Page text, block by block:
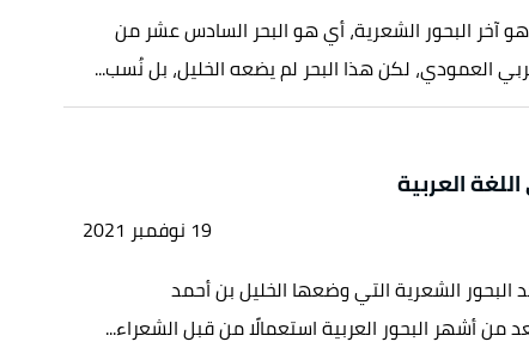
هو آخر البحور الشعرية، أي هو البحر السادس عشر من
العمودي، لكن هذا البحر لم يضعه الخليل، بل نُسب...
العربية
19 نوفمبر 2021
البحور الشعرية التي وضعها الخليل بن أحمد
من أشهر البحور العربية استعمالًا من قبل الشعراء...